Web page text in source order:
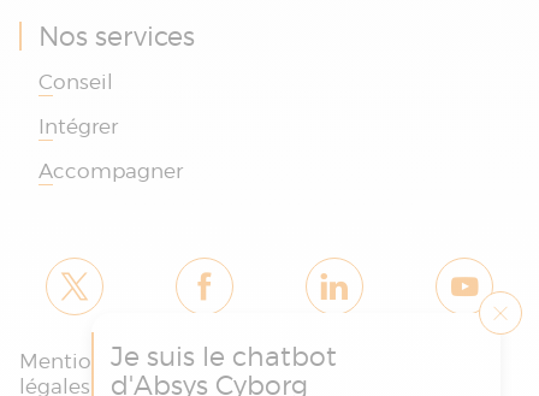
Nos services
Conseil
Intégrer
Accompagner
Mentions
légales et
Politique des
cookies et de
Je suis le chatbot
d'Absys Cyborg